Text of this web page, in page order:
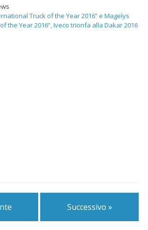
Truck of the Year 2016” e Magelys
the Year 2016”, Iveco trionfa alla Dakar 2016
Successivo »